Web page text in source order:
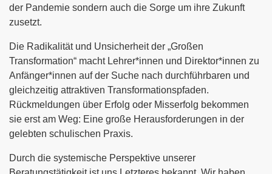
der Pandemie sondern auch die Sorge um ihre Zukunft
zusetzt.
Die Radikalität und Unsicherheit der „Großen
Transformation“ macht Lehrer*innen und Direktor*innen zu
Anfänger*innen auf der Suche nach durchführbaren und
gleichzeitig attraktiven Transformationspfaden.
Rückmeldungen über Erfolg oder Misserfolg bekommen
sie erst am Weg: Eine große Herausforderungen in der
gelebten schulischen Praxis.
Durch die systemische Perspektive unserer